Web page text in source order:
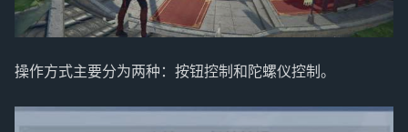
操作方式主要分为两种：按钮控制和陀螺仪控制。